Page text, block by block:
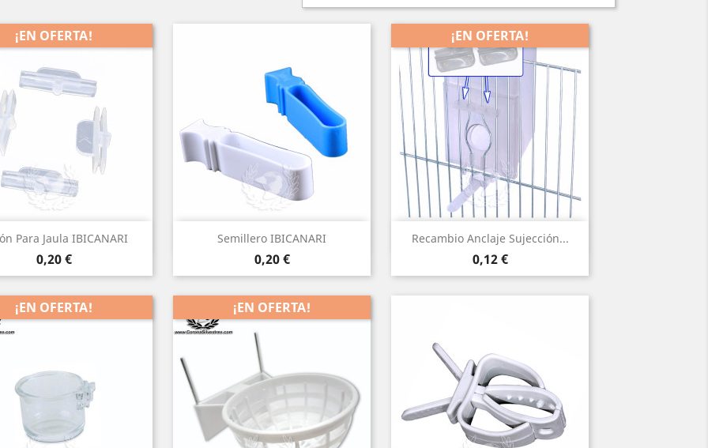
Para Jaula IBICANARI
Precio
0,20 €
¡EN OFERTA!
Vista rápida Semillero IBICANARI
Precio
0,20 €
Vista rápida Recambio Anclaje Sujección...
Precio
0,12 €
¡EN OFERTA!
Vista rápida
¡EN OFERTA! ¡EN OFERTA!